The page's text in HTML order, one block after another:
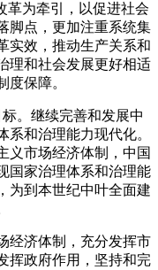
革为牵引，以促进社会
脚点，更加注重系统集
实效，推动生产关系和
理和社会发展更好相适
度保障。
。继续完善和发展中
系和治理能力现代化。
义市场经济体制，中国
国家治理体系和治理能
为到本世纪中叶全面建
济体制，充分发挥市
挥政府作用，坚持和完